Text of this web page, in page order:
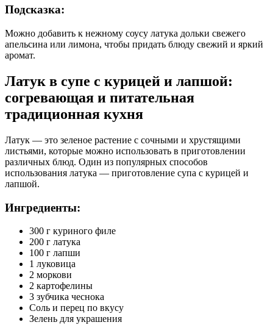
Подсказка:
Можно добавить к нежному соусу латука дольки свежего
апельсина или лимона, чтобы придать блюду свежий и яркий
аромат.
Латук в супе с курицей и лапшой:
согревающая и питательная
традиционная кухня
Латук — это зеленое растение с сочными и хрустящими
листьями, которые можно использовать в приготовлении
различных блюд. Один из популярных способов
использования латука — приготовление супа с курицей и
лапшой.
Ингредиенты:
300 г куриного филе
200 г латука
100 г лапши
1 луковица
2 моркови
2 картофелины
3 зубчика чеснока
Соль и перец по вкусу
Зелень для украшения